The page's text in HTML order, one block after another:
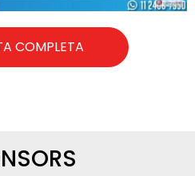
COMPLETA